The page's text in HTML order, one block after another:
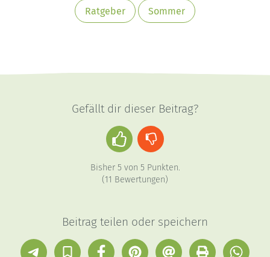
Ratgeber Sommer
Gefällt dir dieser Beitrag?
Daumen
hoch
Daumen
Bisher 5 von 5 Punkten.
(11 Bewertungen)
Beitrag teilen oder speichern
TelegramIn
FacebookPinterestE-
Drucken